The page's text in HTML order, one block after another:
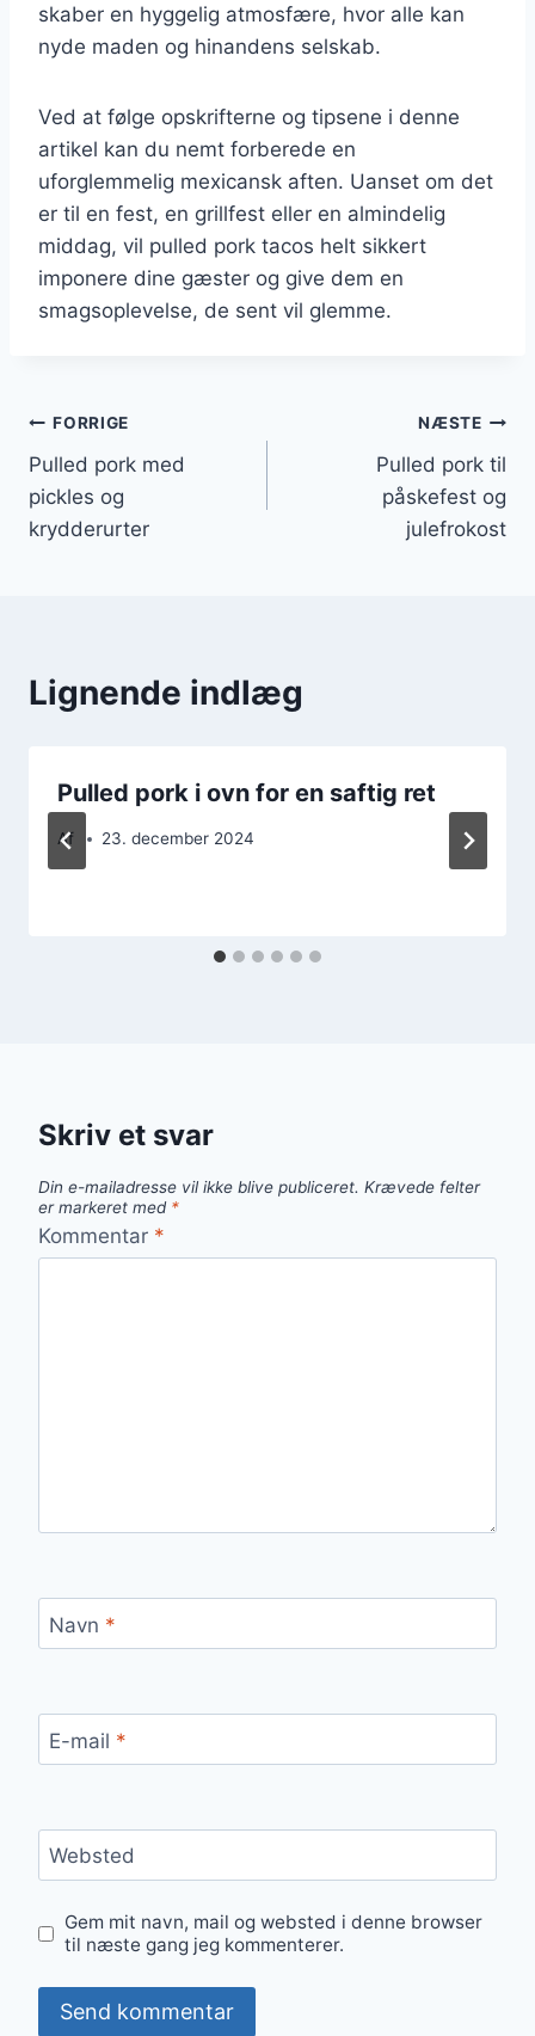
skaber en hyggelig atmosfære, hvor alle kan
nyde maden og hinandens selskab.
Ved at følge opskrifterne og tipsene i denne
artikel kan du nemt forberede en
uforglemmelig mexicansk aften. Uanset om det
er til en fest, en grillfest eller en almindelig
middag, vil pulled pork tacos helt sikkert
imponere dine gæster og give dem en
smagsoplevelse, de sent vil glemme.
Indlægsnavigation
FORRIGE
Pulled pork med
pickles og
krydderurter
NÆSTE
Pulled pork til
påskefest og
julefrokost
Lignende indlæg
Pulled pork i ovn for en saftig ret
Af 23. december 2024
Skriv et svar
Din e-mailadresse vil ikke blive publiceret. Krævede felter
er markeret med *
Kommentar *
Navn *
E-mail *
Websted
Gem mit navn, mail og websted i denne browser
til næste gang jeg kommenterer.